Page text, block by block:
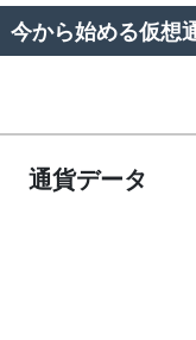
今から始める仮想
通貨データ